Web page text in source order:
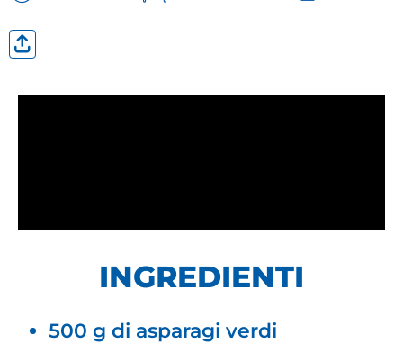
INGREDIENTI
500 g di asparagi verdi